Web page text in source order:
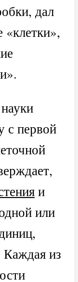
дал
«клетки»,
с первой
и
или
из